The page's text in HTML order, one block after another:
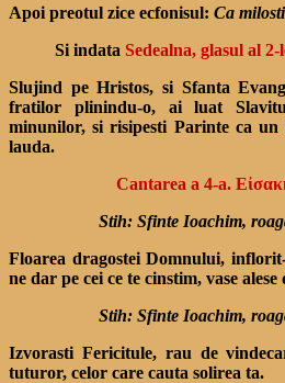
Apoi preotul zice ecfonisul: Ca
Si indata Sedealna, glasul al
Slujind pe Hristos, si Sfanta
fratilor plinindu-o, ai luat
minunilor, si risipesti Parinte ca
lauda.
Cantarea a 4-a.
Stih: Sfinte Ioachim,
Floarea dragostei Domnului,
ne dar pe cei ce te cinstim, vase
Stih: Sfinte Ioachim,
Izvorasti Fericitule, rau de
tuturor, celor care cauta solirea ta.